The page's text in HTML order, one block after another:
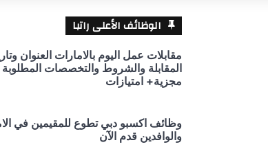
الوظائف الأعلى راتبا
مقابلات عمل اليوم بالامارات العنوان
المقابلة والشروط والتخصصات المطلوبة
مجزية+ امتيازات
وظائف اكسبو دبي تطوع للمقيمين في
والوافدين قدم الآن